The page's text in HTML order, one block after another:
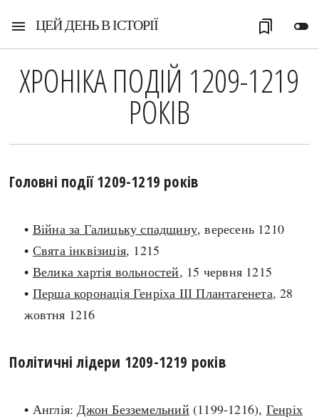
menu ЦЕЙ ДЕНЬ В ІСТОРІЇ toggle_off
bookmarks
ХРОНІКА ПОДІЙ 1209-1219
РОКІВ
Головні події 1209-1219 років
• Війна за Галицьку спадщину, вересень 1210
• Свята інквізиція, 1215
• Велика хартія вольностей, 15 червня 1215
• Перша коронація Генріха ІІІ Плантагенета, 28
жовтня 1216
Політичні лідери 1209-1219 років
• Англія:Джон Безземельний (1199-1216), Генріх